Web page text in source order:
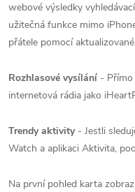
webové výsledky
užitečná funkce mimo
přátele pomocí
Rozhlasové vysílání -
internetová rádia jako
Trendy aktivity- Jestli
Watch a aplikaci Aktivita,
Na první pohled karta